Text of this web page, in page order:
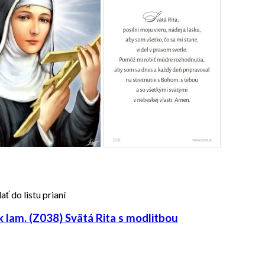
do listu prianí
lam. (Z038) Svätá Rita s modlitbou